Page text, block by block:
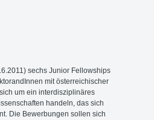
sechs Junior Fellowships
mit österreichischer
um ein interdisziplinäres
handeln, das sich
Die Bewerbungen sollen sich